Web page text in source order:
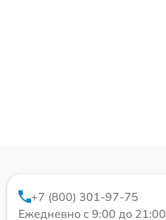
+7 (800) 301-97-75
Ежедневно с 9:00 до 21:00